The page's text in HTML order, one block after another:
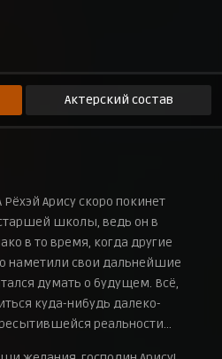
Актерский состав
Рёхэй Арису скоро покинет
школы, ведь он в
в то время, когда другие
наметили свои дальнейшие
думать о будущем. Всё,
куда-нибудь далеко-
реальности…